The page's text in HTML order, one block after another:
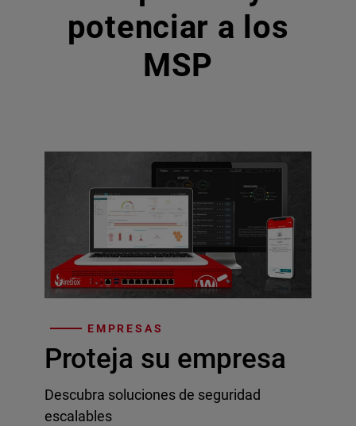
potenciar a los
MSP
EMPRESAS
Proteja su empresa
Descubra soluciones de seguridad
escalables